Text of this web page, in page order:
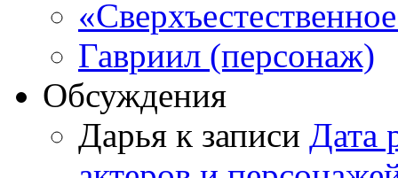
Гавриил (персонаж)
Обсуждения
Дарья к записи Дата